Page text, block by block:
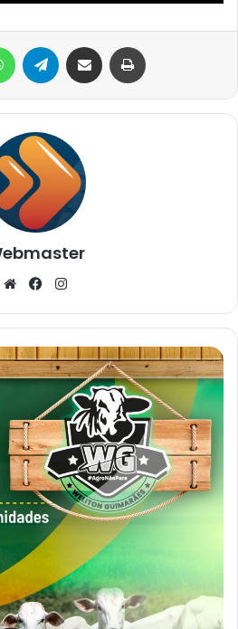
WhatsAppTelegram Compartilhar via e-mail
WebsiteFacebook